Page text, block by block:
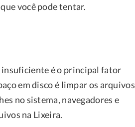
você pode tentar.
insuficiente é o principal fator
em disco é limpar os arquivos
no sistema, navegadores e
na Lixeira.